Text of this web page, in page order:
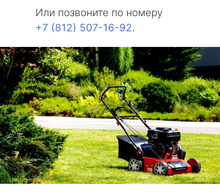
Или позвоните по номеру
+7 (812) 507-16-92.